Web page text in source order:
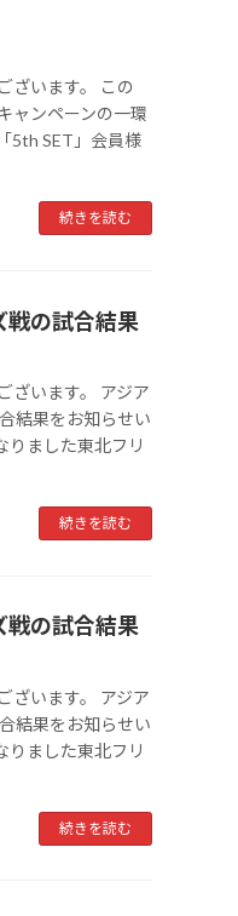
ざいます。 この
ャンペーンの一環
5th SET」会員様
続きを読む
戦の試合結果
ざいます。 アジア
結果をお知らせい
りました東北フリ
続きを読む
戦の試合結果
ざいます。 アジア
結果をお知らせい
りました東北フリ
続きを読む